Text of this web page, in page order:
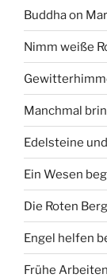
Buddha on
Nimm weiße
Manchmal
Edelsteine
Ein Wesen
Die Roten
Engel helfen
Frühe